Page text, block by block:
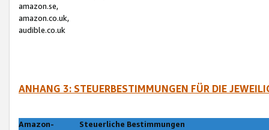
amazon.se,
amazon.co.uk,
audible.co.uk
ANHANG 3: STEUERBESTIMMUNGEN FÜR DIE
Amazon-
Steuerliche Bestimmungen